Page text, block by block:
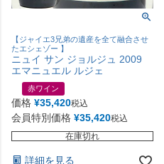
【ジャイエ3兄弟の遺産を全て融合させ
たエシェゾー 】
ニュイ サン ジョルジュ 2009
エマニュエル ルジェ
赤ワイン
価格 ¥35,420税込
会員特別価格 ¥35,420税込
在庫切れ
詳細を見る